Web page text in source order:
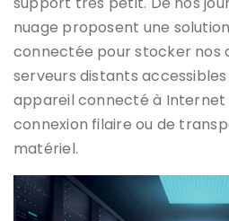
nuage proposent une
connectée pour stocker nos
serveurs distants
appareil connecté à Internet
connexion filaire ou de
matériel.